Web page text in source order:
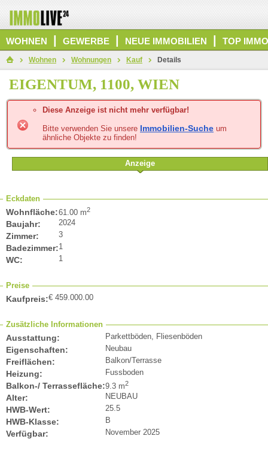
WOHNEN GEWERBE NEUE IMMOBILIEN TOP
Wohnen Wohnungen Kauf Details
EIGENTUM, 1100, WIEN
Diese Anzeige ist nicht mehr verfügbar!
Bitte verwenden Sie unsere Immobilien-Suche um
ähnliche Objekte zu finden!
Anzeige
Eckdaten
Wohnfläche:61.00 m2
Baujahr: 2024
Zimmer: 3
Badezimmer:1
WC: 1
Preise
Kaufpreis:€ 459.000.00
Zusätzliche Informationen
Ausstattung: Parkettböden, Fliesenböden
Eigenschaften: Neubau
Freiflächen: Balkon/Terrasse
Heizung: Fussboden
Balkon-/ Terrassefläche:9.3 m2
Alter: NEUBAU
HWB-Wert: 25.5
HWB-Klasse: B
Verfügbar: November 2025